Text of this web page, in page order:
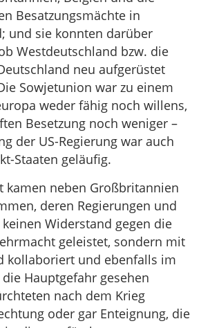
Besatzungsmächte in
und sie konnten darüber
Westdeutschland bzw. die
neu aufgerüstet
Sowjetunion war zu einem
weder fähig noch willens,
Besetzung noch weniger –
der US-Regierung war auch
Staaten geläufig.
kamen neben Großbritannien
deren Regierungen und
Widerstand gegen die
geleistet, sondern mit
kollaboriert und ebenfalls im
Hauptgefahr gesehen
nach dem Krieg
oder gar Enteignung, die